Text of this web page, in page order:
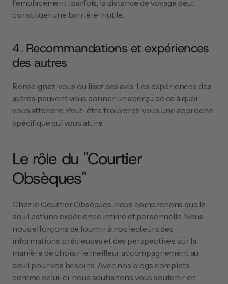
l'emplacement ; parfois, la distance de voyage peut
constituer une barrière inutile.
4. Recommandations et expériences
des autres
Renseignez-vous ou lisez des avis. Les expériences des
autres peuvent vous donner un aperçu de ce à quoi
vous attendre. Peut-être trouverez-vous une approche
spécifique qui vous attire.
Le rôle du "Courtier
Obsèques"
Chez le Courtier Obsèques, nous comprenons que le
deuil est une expérience intime et personnelle. Nous
nous efforçons de fournir à nos lecteurs des
informations précieuses et des perspectives sur la
manière de choisir le meilleur accompagnement au
deuil pour vos besoins. Avec nos blogs complets,
comme celui-ci, nous souhaitons vous soutenir en